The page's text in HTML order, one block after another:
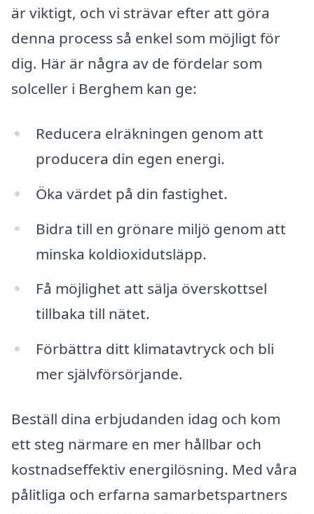
är viktigt, och vi strävar efter att göra
denna process så enkel som möjligt för
dig. Här är några av de fördelar som
solceller i Berghem kan ge:
Reducera elräkningen genom att
producera din egen energi.
Öka värdet på din fastighet.
Bidra till en grönare miljö genom att
minska koldioxidutsläpp.
Få möjlighet att sälja överskottsel
tillbaka till nätet.
Förbättra ditt klimatavtryck och bli
mer självförsörjande.
Beställ dina erbjudanden idag och kom
ett steg närmare en mer hållbar och
kostnadseffektiv energilösning. Med våra
pålitliga och erfarna samarbetspartners